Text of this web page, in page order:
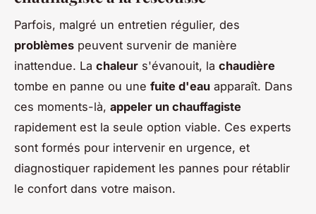
Parfois, malgré un entretien régulier, des
problèmes peuvent survenir de manière
inattendue. La chaleur s'évanouit, la chaudière
tombe en panne ou une fuite d'eau apparaît. Dans
ces moments-là, appeler un chauffagiste
rapidement est la seule option viable. Ces experts
sont formés pour intervenir en urgence, et
diagnostiquer rapidement les pannes pour rétablir
le confort dans votre maison.